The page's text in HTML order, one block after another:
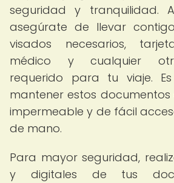
seguridad y tranquilidad.
asegúrate de llevar
visados necesarios,
médico y cualquier
requerido para tu viaje.
mantener estos
impermeable y de fácil
de mano.
Para mayor seguridad,
y digitales de tus